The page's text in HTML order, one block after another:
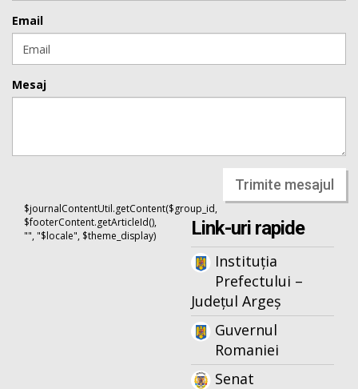
Email
Mesaj
Trimite mesajul
$journalContentUtil.getContent($group_id,
$footerContent.getArticleId(),
"", "$locale", $theme_display)
Link-uri rapide
Instituția
Prefectului –
Județul Argeș
Guvernul
Romaniei
Senat